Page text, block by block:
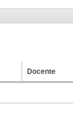
Docente